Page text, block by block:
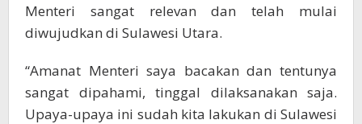
Menteri sangat relevan dan telah mulai
diwujudkan di Sulawesi Utara.
“Amanat Menteri saya bacakan dan tentunya
sangat dipahami, tinggal dilaksanakan saja.
Upaya-upaya ini sudah kita lakukan di Sulawesi